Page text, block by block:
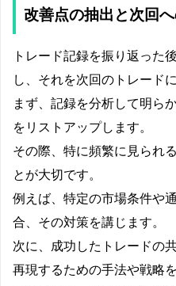
改善点の抽出と次回
トレード記録を振り返った
し、それを次回のトレード
まず、記録を分析して明ら
をリストアップします。
その際、特に頻繁に見られ
とが大切です。
例えば、特定の市場条件や
合、その対策を講じます。
次に、成功したトレードの
再現するための手法や戦略